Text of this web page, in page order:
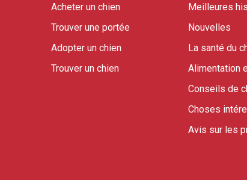
Acheter un chien
Trouver une portée
Adopter un chien
Trouver un chien
Meilleures
Nouvelles
La santé du
Alimentation
Conseils de
Choses
Avis sur les